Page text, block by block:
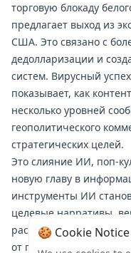
торговую блокаду
предлагает выход из
США. Это связано с
дедолларизации и
систем. Вирусный
показывает, как
несколько уровней
геополитического
стратегических целей.
Это слияние ИИ, поп-
новую главу в
инструменты ИИ
целевые нарративы,
распространенными —
от государственных
🍪 Cookie Notice